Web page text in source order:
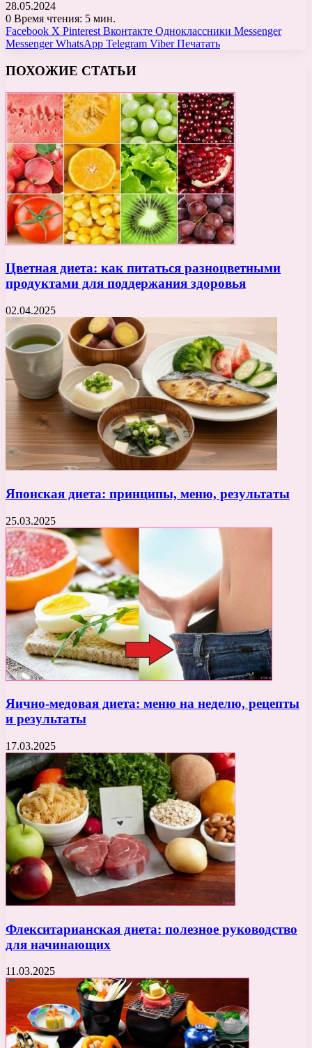
28.05.2024
0 Время чтения: 5 мин.
Facebook X Pinterest Вконтакте Одноклассники Messenger
Messenger WhatsApp Telegram Viber Печатать
ПОХОЖИЕ СТАТЬИ
Цветная диета: как питаться разноцветными
продуктами для поддержания здоровья
02.04.2025
Японская диета: принципы, меню, результаты
25.03.2025
Яично-медовая диета: меню на неделю, рецепты
и результаты
17.03.2025
Флекситарианская диета: полезное руководство
для начинающих
11.03.2025